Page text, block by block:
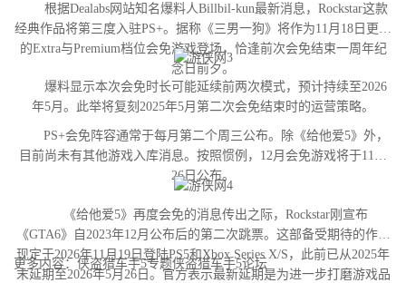
根据Dealabs网站知名爆料人Billbil-kun最新消息，Rockstar这款
经典作品将第三度入驻PS+。据称《三男一狗》将作为11月18日更新
的Extra与Premium档位会免游戏登场，恰逢前次会免结束一周年纪
念日前夕。
爆料显示本次会免时长可能延续前两次模式，预计持续至2026
年5月。此举将复刻2025年5月第二次会免结束时的运营策略。
PS+会免阵容通常于每月第二个周三公布。除《给他爱5》外，
目前尚未有其他游戏入库消息。按照惯例，12月会免游戏将于11月
26日公布。
《给他爱5》再度会免的消息传出之际，Rockstar刚宣布
《GTA6》自2023年12月公布后的第二次跳票。这部备受期待的作品
现定于2026年11月19日登陆PS5和Xbox Series X/S，此前已从2025年
末延期至2026年5月26日。官方表示最新延期是为进一步打磨游戏品
更多内容：侠盗猎车手5专题侠盗猎车手5论坛